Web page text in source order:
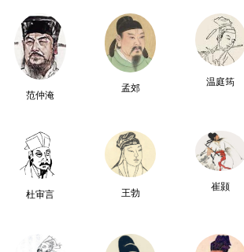
范仲淹
孟郊
温庭筠
杜审言 王勃
崔颢